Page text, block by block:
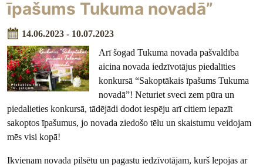
īpašums Tukuma novadā”
14.06.2023 - 10.07.2023
Arī šogad Tukuma novada pašvaldība
aicina novada iedzīvotājus piedalīties
konkursā “Sakoptākais īpašums Tukuma
novadā”! Neturiet sveci zem pūra un
piedalieties konkursā, tādējādi dodot iespēju arī citiem iepazīt
sakoptos īpašumus, jo novada ziedošo tēlu un skaistumu veidojam
mēs visi kopā!
Ikvienam novada pilsētu un pagastu iedzīvotājam, kurš lepojas ar